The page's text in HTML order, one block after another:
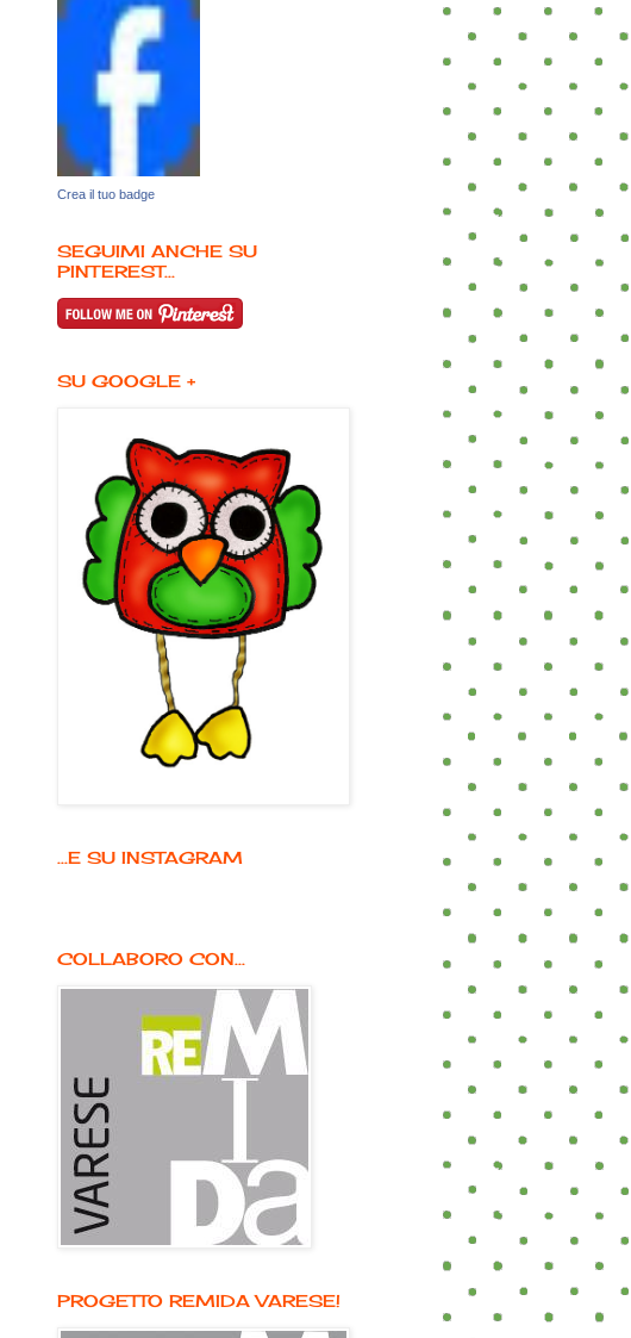
Crea il tuo badge
SEGUIMI ANCHE SU
PINTEREST...
SU GOOGLE +
...E SU INSTAGRAM
COLLABORO CON...
PROGETTO REMIDA VARESE!